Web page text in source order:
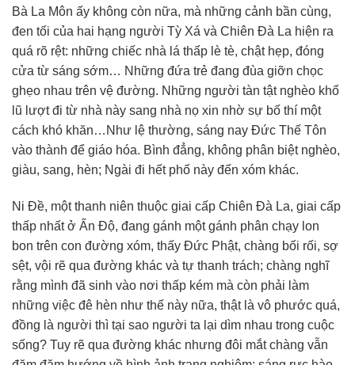
Bà La Môn ấy không còn nữa, mà những cảnh bần cùng,
đen tối của hai hạng người Tỳ Xá và Chiên Ðà La hiện ra
quá rõ rệt: những chiếc nhà lá thấp lè tè, chật hẹp, đóng
cửa từ sáng sớm… Những đứa trẻ đang đùa giỡn chọc
ghẹo nhau trên vệ đường. Những người tàn tật nghèo khổ
lũ lượt đi từ nhà này sang nhà nọ xin nhờ sự bố thí một
cách khó khăn…Như lệ thường, sáng nay Ðức Thế Tôn
vào thành để giáo hóa. Bình đẳng, không phân biệt nghèo,
giàu, sang, hèn; Ngài đi hết phố này đến xóm khác.
Ni Ðề, một thanh niên thuộc giai cấp Chiên Ðà La, giai cấp
thấp nhất ở Ấn Ðộ, đang gánh một gánh phân chạy lon
bon trên con đường xóm, thấy Ðức Phật, chàng bối rối, sợ
sệt, vội rẽ qua đường khác và tự thanh trách; chàng nghĩ
rằng mình đã sinh vào nơi thấp kém mà còn phải làm
những việc đê hèn như thế này nữa, thật là vô phước quá,
đồng là người thì tại sao người ta lại dìm nhau trong cuộc
sống? Tuy rẽ qua đường khác nhưng đôi mắt chàng vẫn